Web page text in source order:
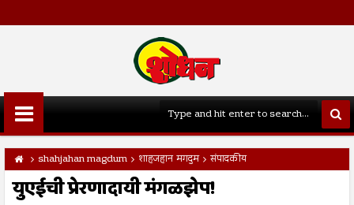
shahjahan magdum शाहजहान मगदुम संपादकीय
युएईची प्रेरणादायी मंगळझेप!